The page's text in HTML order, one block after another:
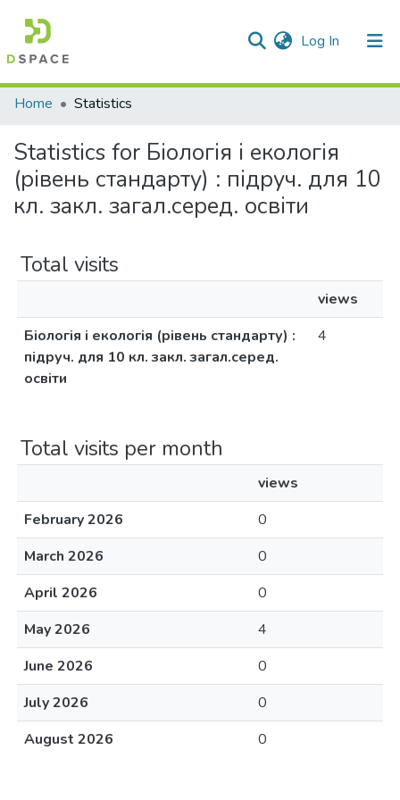
Log In (current)
Communities & Collections
Home Statistics
Statistics for Біологія і екологія
(рівень стандарту) : підруч. для 10
кл. закл. загал.серед. освіти
Total visits
views
Біологія і екологія (рівень стандарту) :
підруч. для 10 кл. закл. загал.серед.
освіти
4
Total visits per month
views
February 2026
0
March 2026
0
April 2026
0
May 2026
4
June 2026
0
July 2026
0
August 2026
0